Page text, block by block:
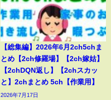
【総集編】2026年6月2ch5chま
とめ【2ch修羅場】【2ch嫁姑】
【2chDQN返し】【2chスカッ
と】2chまとめ 5ch【作業用】
2026年7月17日